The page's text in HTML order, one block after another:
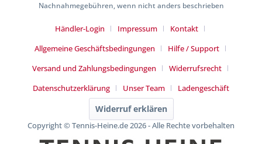
Nachnahmegebühren, wenn nicht anders beschrieben
Händler-Login Impressum
Kontakt
Allgemeine Geschäftsbedingungen
Hilfe / Support
Versand und Zahlungsbedingungen
Widerrufsrecht
Datenschutzerklärung
Unser Team Ladengeschäft
Widerruf erklären
Copyright © Tennis-Heine.de 2026 - Alle Rechte vorbehalten